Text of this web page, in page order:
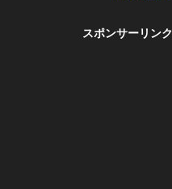
スポンサーリンク